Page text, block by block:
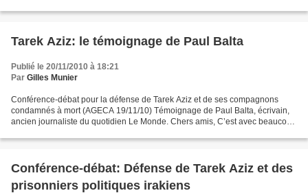
Tarek Aziz: le témoignage de Paul Balta
Publié le 20/11/2010 à 18:21
Par Gilles Munier
Conférence-débat pour la défense de Tarek Aziz et de ses compagnons
condamnés à mort (AGECA 19/11/10) Témoignage de Paul Balta, écrivain,
ancien journaliste du quotidien Le Monde. Chers amis, C’est avec beaucoup
Conférence-débat: Défense de Tarek Aziz et des
prisonniers politiques irakiens